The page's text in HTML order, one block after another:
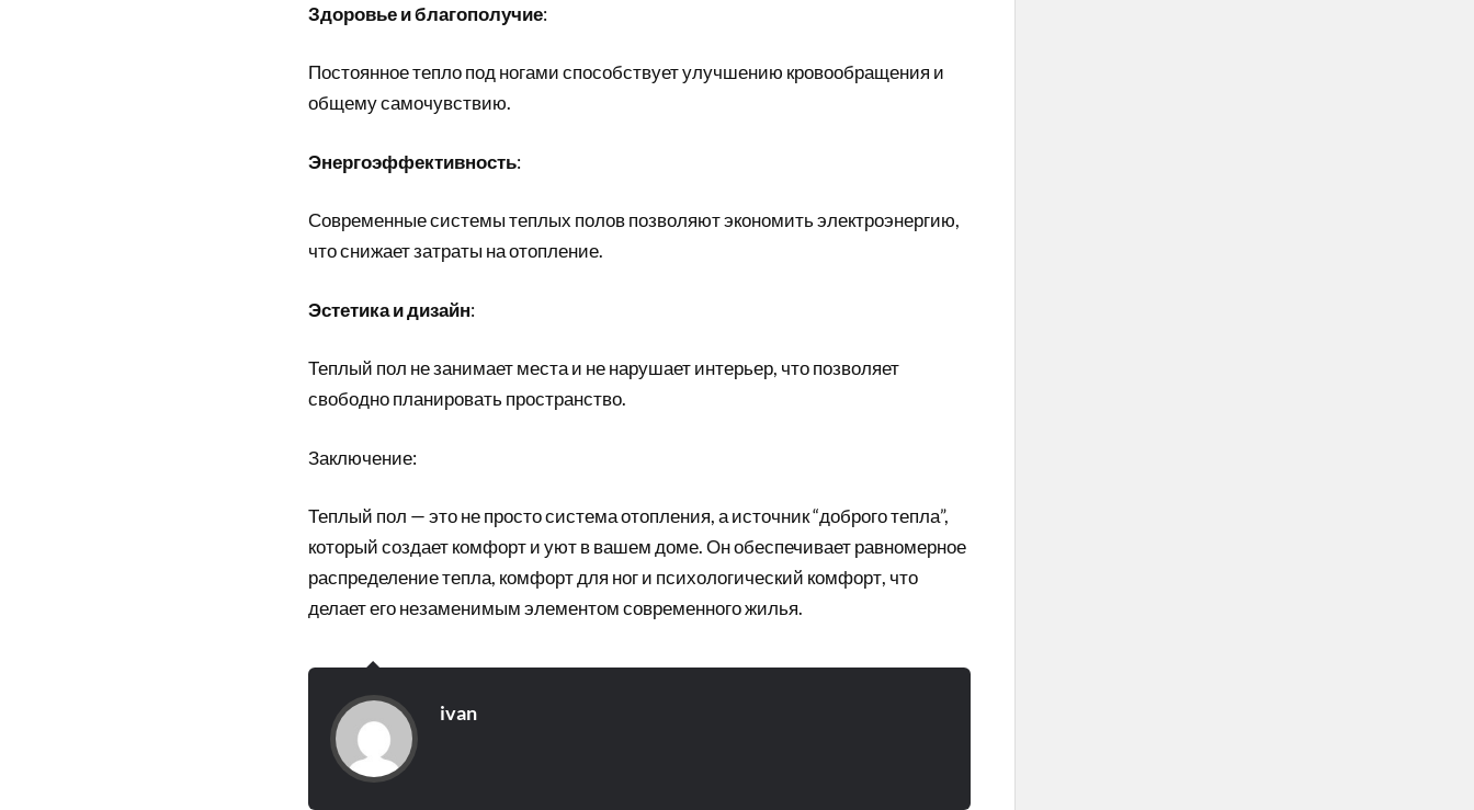
Здоровье и благополучие:
Постоянное тепло под ногами способствует улучшению кровообращения и
общему самочувствию.
Энергоэффективность:
Современные системы теплых полов позволяют экономить электроэнергию,
что снижает затраты на отопление.
Эстетика и дизайн:
Теплый пол не занимает места и не нарушает интерьер, что позволяет
свободно планировать пространство.
Заключение:
Теплый пол — это не просто система отопления, а источник “доброго тепла”,
который создает комфорт и уют в вашем доме. Он обеспечивает равномерное
распределение тепла, комфорт для ног и психологический комфорт, что
делает его незаменимым элементом современного жилья.
ivan